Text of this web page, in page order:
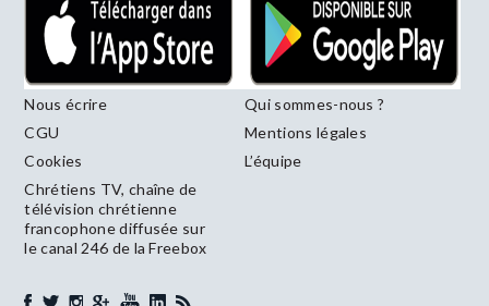
Nous écrire
Qui sommes-nous ?
CGU
Mentions légales
Cookies
L’équipe
Chrétiens TV, chaîne de
télévision chrétienne
francophone diffusée sur
le canal 246 de la Freebox